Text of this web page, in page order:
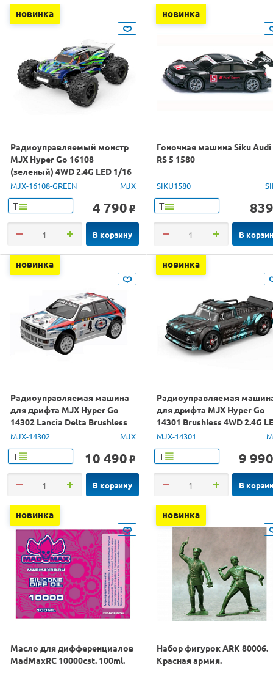
новинка
Радиоуправляемый монстр
MJX Hyper Go 16108
(зеленый) 4WD 2.4G LED 1/16
RTR
MJX-16108-GREEN MJX
Т 4 790 o
В корзину
новинка
Гоночная машина Siku Audi
RS 5 1580
SIKU1580
Т 839
В
новинка
Радиоуправляемая машина
для дрифта MJX Hyper Go
14302 Lancia Delta Brushless
4WD 2.4G LED 1/14 RTR
MJX-14302 MJX
Т 10 490 o
В корзину
новинка
Радиоуправляемая
для дрифта MJX Hyper Go
14301 Brushless 4WD 2.4G
1/14 RTR
MJX-14301
Т 9 990
В
новинка
Масло для дифференциалов
MadMaxRC 10000cst. 100ml.
новинка
Набор фигурок ARK 80006.
Красная армия.